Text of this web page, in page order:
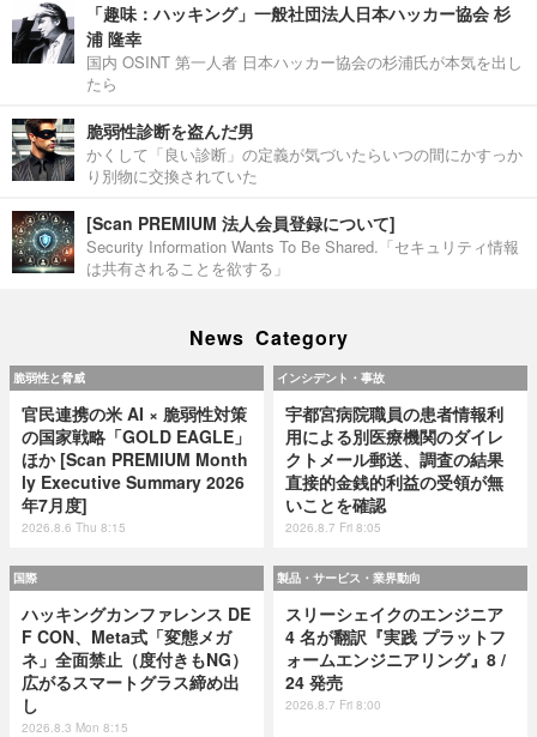
「趣味：ハッキング」一般社団法人日本ハッカー協会 杉
浦 隆幸
国内 OSINT 第一人者 日本ハッカー協会の杉浦氏が本気を出し
たら
脆弱性診断を盗んだ男
かくして「良い診断」の定義が気づいたらいつの間にかすっか
り別物に交換されていた
[Scan PREMIUM 法人会員登録について]
Security Information Wants To Be Shared.「セキュリティ情報
は共有されることを欲する」
News Category
脆弱性と脅威
官民連携の米 AI × 脆弱性対策
の国家戦略「GOLD EAGLE」
ほか [Scan PREMIUM Month
ly Executive Summary 2026
年7月度]
2026.8.6 Thu 8:15
インシデント・事故
宇都宮病院職員の患者情報利
用による別医療機関のダイレ
クトメール郵送、調査の結果
直接的金銭的利益の受領が無
いことを確認
2026.8.7 Fri 8:05
国際
ハッキングカンファレンス DE
F CON、Meta式「変態メガ
ネ」全面禁止（度付きもNG）
広がるスマートグラス締め出
し
2026.8.3 Mon 8:15
製品・サービス・業界動向
スリーシェイクのエンジニア
4 名が翻訳『実践 プラットフ
ォームエンジニアリング』8 /
24 発売
2026.8.7 Fri 8:00